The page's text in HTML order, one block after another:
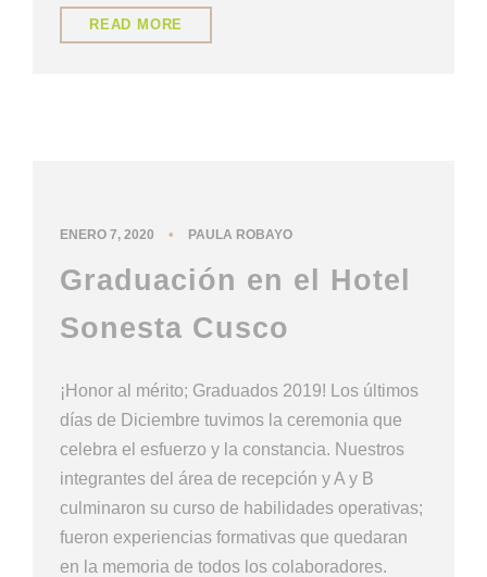
READ MORE
ENERO 7, 2020 • PAULA ROBAYO
Graduación en el Hotel
Sonesta Cusco
¡Honor al mérito; Graduados 2019! Los últimos
días de Diciembre tuvimos la ceremonia que
celebra el esfuerzo y la constancia. Nuestros
integrantes del área de recepción y A y B
culminaron su curso de habilidades operativas;
fueron experiencias formativas que quedaran
en la memoria de todos los colaboradores.